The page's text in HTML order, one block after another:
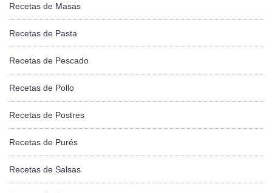
Recetas de Masas
Recetas de Pasta
Recetas de Pescado
Recetas de Pollo
Recetas de Postres
Recetas de Purés
Recetas de Salsas